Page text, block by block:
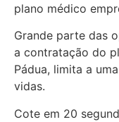
plano médico
Grande parte das
a contratação do
Pádua, limita a
vidas.
Cote em 20